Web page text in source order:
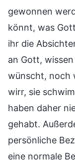
gewonnen
könnt, was
ihr die
an Gott,
wünscht, noch
wirr, sie
haben daher
gehabt.
persönliche
eine normale